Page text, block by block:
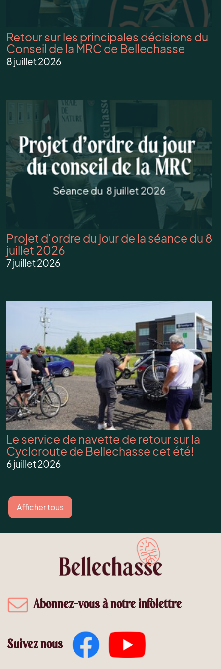
Retour sur les principales décisions du
Conseil de la MRC de Bellechasse
8 juillet 2026
Projet d'ordre du jour de la séance du 8
juillet 2026
7 juillet 2026
Le service de navette de retour sur la
Cycloroute de Bellechasse cet été!
6 juillet 2026
Afficher tous
Abonnez-vous à notre infolettre
Suivez nous